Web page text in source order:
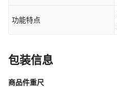
功能特点
包装信息
商品件重尺